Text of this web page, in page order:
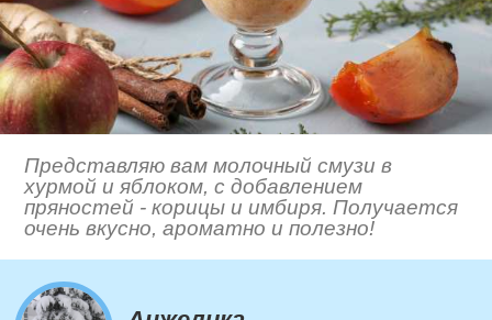
Представляю вам молочный смузи в
хурмой и яблоком, с добавлением
пряностей - корицы и имбиря. Получается
очень вкусно, ароматно и полезно!